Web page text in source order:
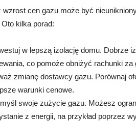
wzrost cen gazu może być
kilka porad:
w lepszą izolację domu. Dobrze
co pomoże obniżyć rachunki za
zmianę dostawcy gazu. Porównaj
warunki cenowe.
swoje zużycie gazu. Możesz
z energii, na przykład poprzez